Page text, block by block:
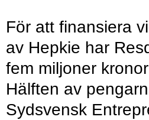
För att finansiera
av Hepkie har
fem miljoner
Hälften av
Sydsvensk